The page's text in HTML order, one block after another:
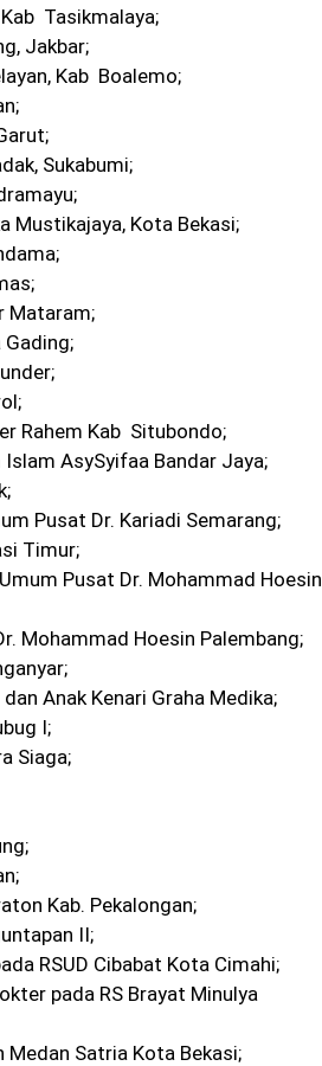
Tasikmalaya;
Jakbar;
Kab Boalemo;
Sukabumi;
Mustikajaya, Kota Bekasi;
Mataram;
Rahem Kab Situbondo;
AsySyifaa Bandar Jaya;
Pusat Dr. Kariadi Semarang;
Timur;
Pusat Dr. Mohammad Hoesin
Mohammad Hoesin Palembang;
Anak Kenari Graha Medika;
I;
Siaga;
Kab. Pekalongan;
II;
RSUD Cibabat Kota Cimahi;
pada RS Brayat Minulya
Medan Satria Kota Bekasi;